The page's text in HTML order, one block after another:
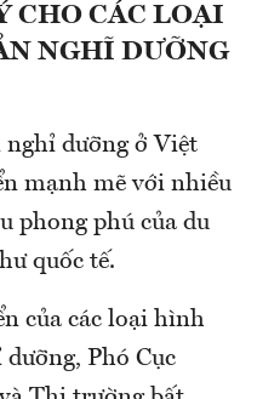
CHO CÁC LOẠI
NGHĨ DƯỠNG
nghỉ dưỡng ở Việt
mạnh mẽ với nhiều
phong phú của du
quốc tế.
của các loại hình
Phó Cục